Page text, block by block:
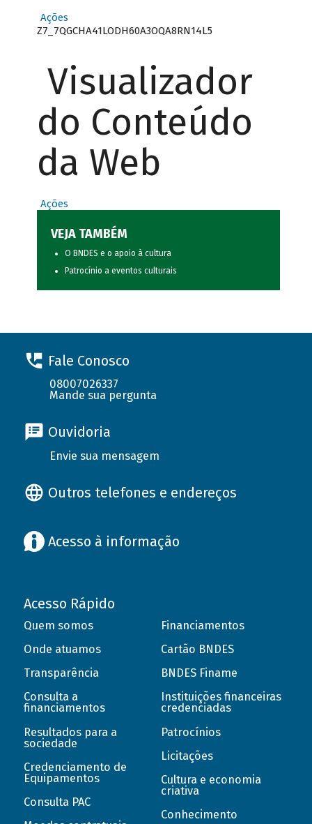
Ações
Z7_7QGCHA41LODH60A3OQA8RN14L5
Visualizador
do Conteúdo
da Web
Ações
VEJA TAMBÉM
O BNDES e o apoio à cultura
Patrocínio a eventos culturais
Fale Conosco
08007026337
Mande sua pergunta
Ouvidoria
Envie sua mensagem
Outros telefones e endereços
Acesso à informação
Acesso Rápido
Quem somos
Onde atuamos
Transparência
Consulta a
financiamentos
Resultados para a
sociedade
Credenciamento de
Equipamentos
Consulta PAC
Financiamentos
Cartão BNDES
BNDES Finame
Instituições financeiras
credenciadas
Patrocínios
Licitações
Cultura e economia
criativa
Conhecimento